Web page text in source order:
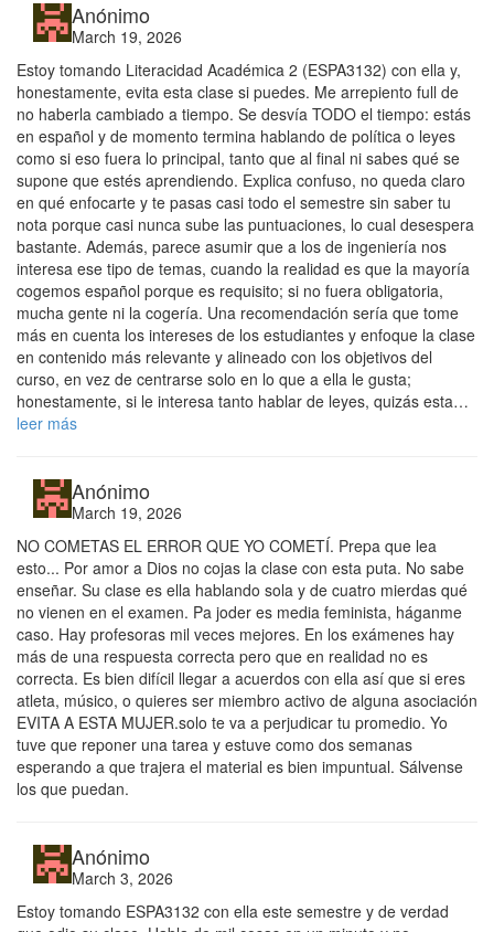
Anónimo
March 19, 2026
Estoy tomando Literacidad Académica 2 (ESPA3132) con ella y,
honestamente, evita esta clase si puedes. Me arrepiento full de
no haberla cambiado a tiempo. Se desvía TODO el tiempo: estás
en español y de momento termina hablando de política o leyes
como si eso fuera lo principal, tanto que al final ni sabes qué se
supone que estés aprendiendo. Explica confuso, no queda claro
en qué enfocarte y te pasas casi todo el semestre sin saber tu
nota porque casi nunca sube las puntuaciones, lo cual desespera
bastante. Además, parece asumir que a los de ingeniería nos
interesa ese tipo de temas, cuando la realidad es que la mayoría
cogemos español porque es requisito; si no fuera obligatoria,
mucha gente ni la cogería. Una recomendación sería que tome
más en cuenta los intereses de los estudiantes y enfoque la clase
en contenido más relevante y alineado con los objetivos del
curso, en vez de centrarse solo en lo que a ella le gusta;
honestamente, si le interesa tanto hablar de leyes, quizás esta…
leer más
Anónimo
March 19, 2026
NO COMETAS EL ERROR QUE YO COMETÍ. Prepa que lea
esto... Por amor a Dios no cojas la clase con esta puta. No sabe
enseñar. Su clase es ella hablando sola y de cuatro mierdas qué
no vienen en el examen. Pa joder es media feminista, háganme
caso. Hay profesoras mil veces mejores. En los exámenes hay
más de una respuesta correcta pero que en realidad no es
correcta. Es bien difícil llegar a acuerdos con ella así que si eres
atleta, músico, o quieres ser miembro activo de alguna asociación
EVITA A ESTA MUJER.solo te va a perjudicar tu promedio. Yo
tuve que reponer una tarea y estuve como dos semanas
esperando a que trajera el material es bien impuntual. Sálvense
los que puedan.
Anónimo
March 3, 2026
Estoy tomando ESPA3132 con ella este semestre y de verdad